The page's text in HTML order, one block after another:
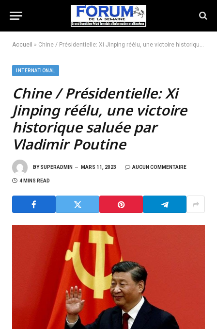
Accueil » Chine / Présidentielle: Xi Jinping réélu, une victoire historique saluée par Vladimir Poutine
INTERNATIONAL
Chine / Présidentielle: Xi
Jinping réélu, une victoire
historique saluée par
Vladimir Poutine
BY SUPERADMIN MARS 11, 2023 AUCUN COMMENTAIRE
4 MINS READ